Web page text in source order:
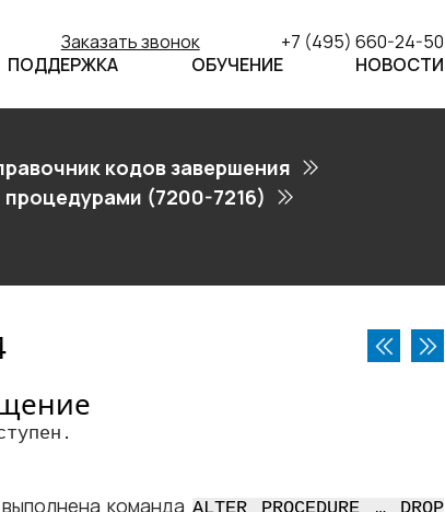
Заказать звонок
+7 (495) 660-24-50
ПОДДЕРЖКА ОБУЧЕНИЕ НОВОСТИ
кодов завершения
(7200-7216)
команда